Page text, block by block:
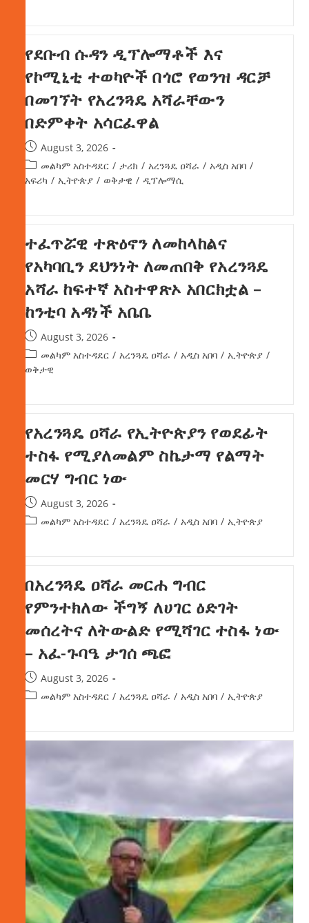
የደቡብ ሱዳን ዲፕሎማቶች እና
የኮሚኒቲ ተወካዮች በጎሮ የወንዝ ዳርቻ
በመገኘት የአረንጓዴ አሻራቸውን
በድምቀት አሳርፈዋል
August 3, 2026
መልካም አስተዳደር / ታሪክ / አረንጓዴ ዐሻራ / አዲስ አበባ /
አፍሪካ / ኢትዮጵያ / ወቅታዊ / ዲፕሎማሲ
ተፈጥሯዊ ተጽዕኖን ለመከላከልና
የአካባቢን ደህንነት ለመጠበቅ የአረንጓዴ
አሻራ ከፍተኛ አስተዋጽኦ አበርክቷል –
ከንቲባ አዳነች አቤቤ
August 3, 2026
መልካም አስተዳደር / አረንጓዴ ዐሻራ / አዲስ አበባ / ኢትዮጵያ /
ወቅታዊ
የአረንጓዴ ዐሻራ የኢትዮጵያን የወደፊት
ተስፋ የሚያለመልም ስኬታማ የልማት
መርሃ ግብር ነው
August 3, 2026
መልካም አስተዳደር / አረንጓዴ ዐሻራ / አዲስ አበባ / ኢትዮጵያ
በአረንጓዴ ዐሻራ መርሐ ግብር
የምንተክለው ችግኝ ለሀገር ዕድገት
መሰረትና ለትውልድ የሚሻገር ተስፋ ነው
– አፈ-ጉባዔ ታገሰ ጫፎ
August 3, 2026
መልካም አስተዳደር / አረንጓዴ ዐሻራ / አዲስ አበባ / ኢትዮጵያ